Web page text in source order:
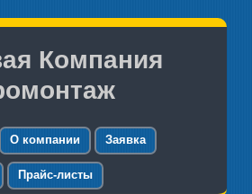
Компания
О компании Заявка
Прайс-листы